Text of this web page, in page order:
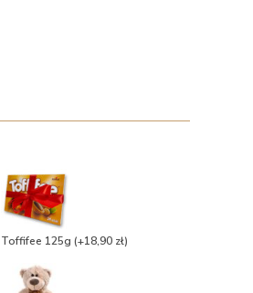
Toffifee 125g (+18,90 zł)